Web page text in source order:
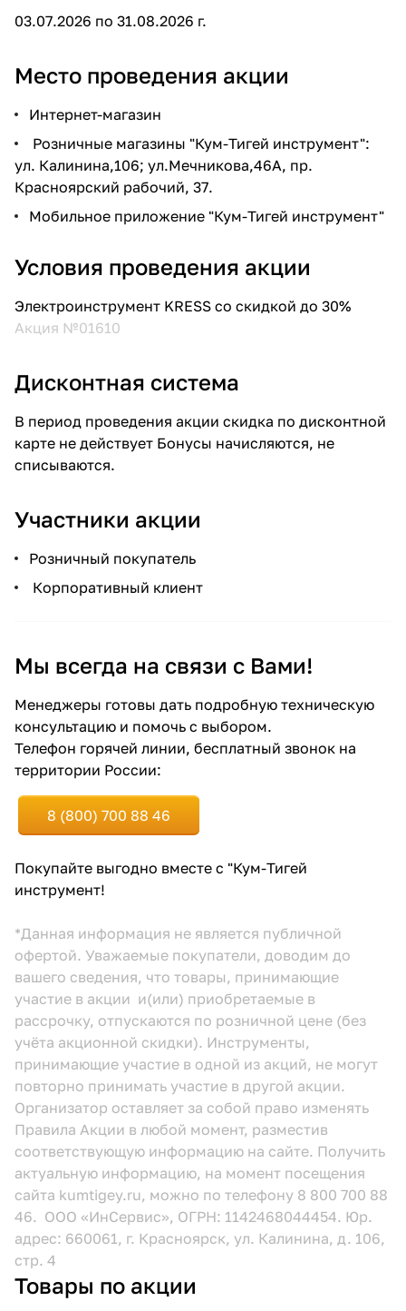
03.07.2026 по 31.08.2026 г.
Место проведения акции
Интернет-магазин
Розничные магазины "Кум-Тигей инструмент":
ул. Калинина,106; ул.Мечникова,46А, пр.
Красноярский рабочий, 37.
Мобильное приложение "Кум-Тигей инструмент"
Условия проведения акции
Электроинструмент KRESS со скидкой до 30%
Акция №01610
Дисконтная система
В период проведения акции скидка по дисконтной
карте не действует Бонусы начисляются, не
списываются.
Участники акции
Розничный покупатель
Корпоративный клиент
Мы всегда на связи с Вами!
Менеджеры готовы дать подробную техническую
консультацию и помочь с выбором.
Телефон горячей линии, бесплатный звонок на
территории России:
8 (800) 700 88 46
Покупайте выгодно вместе с "Кум-Тигей
инструмент!
*Данная информация не является публичной
офертой. Уважаемые покупатели, доводим до
вашего сведения, что товары, принимающие
участие в акции и(или) приобретаемые в
рассрочку, отпускаются по розничной цене (без
учёта акционной скидки). Инструменты,
принимающие участие в одной из акций, не могут
повторно принимать участие в другой акции.
Организатор оставляет за собой право изменять
Правила Акции в любой момент, разместив
соответствующую информацию на сайте. Получить
актуальную информацию, на момент посещения
сайта kumtigey.ru, можно по телефону 8 800 700 88
46. ООО «ИнСервис», ОГРН: 1142468044454. Юр.
адрес: 660061, г. Красноярск, ул. Калинина, д. 106,
стр. 4
Товары по акции